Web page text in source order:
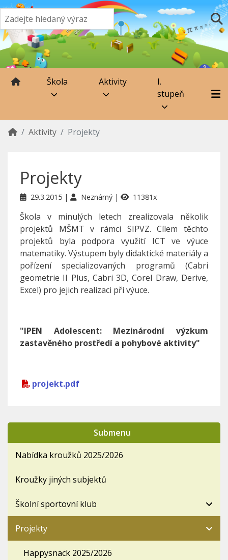
Škola Aktivity
I.
stupeň
Aktivity Projekty
Projekty
29.3.2015 Neznámý 11381x
Škola v minulých letech zrealizovala několik
projektů MŠMT v rámci SIPVZ. Cílem těchto
projektů byla podpora využití ICT ve výuce
matematiky. Výstupem byly didaktické materiály a
pořízení specializovaných programů (Cabri
geometrie II Plus, Cabri 3D, Corel Draw, Derive,
Excel) pro jejich realizaci při výuce.
"IPEN Adolescent: Mezinárodní výzkum
zastavěného prostředí a pohybové aktivity"
projekt.pdf
Submenu
Nabídka kroužků 2025/2026
Kroužky jiných subjektů
Školní sportovní klub
Projekty
Happysnack 2025/2026